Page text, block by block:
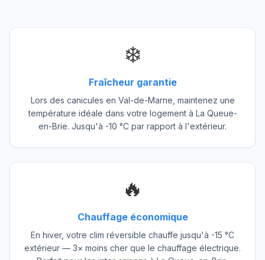
❄️
Fraîcheur garantie
Lors des canicules en Val-de-Marne, maintenez une
température idéale dans votre logement à La Queue-
en-Brie. Jusqu'à -10 °C par rapport à l'extérieur.
🔥
Chauffage économique
En hiver, votre clim réversible chauffe jusqu'à -15 °C
extérieur — 3× moins cher que le chauffage électrique.